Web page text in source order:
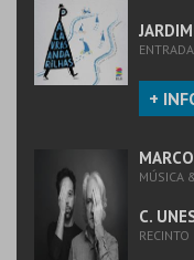
COMPRAR
ENTRADA
+
MÚSICA
C.
RECINTO